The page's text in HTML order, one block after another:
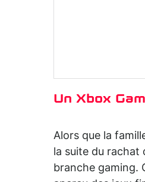
Un Xbox
Alors que la
la suite du
branche gaming.